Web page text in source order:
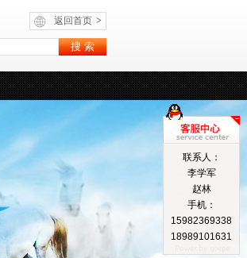
返回首页 >
联系人：
李学军
赵林
手机：
15982369338
18989101631